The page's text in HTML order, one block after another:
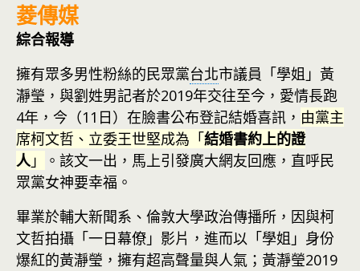
菱傳媒
綜合報導
擁有眾多男性粉絲的民眾黨台北市議員「學姐」黃
瀞瑩，與劉姓男記者於2019年交往至今，愛情長跑
4年，今（11日）在臉書公布登記結婚喜訊， 由黨主
席柯文哲、立委王世堅成為「結婚書約上的證
人 」
。該文一出，馬上引發廣大網友回應，直呼民
眾黨女神要幸福。
畢業於輔大新聞系、倫敦大學政治傳播所，因與柯
文哲拍攝「一日幕僚」影片，進而以「學姐」身份
爆紅的黃瀞瑩，擁有超高聲量與人氣；黃瀞瑩2019